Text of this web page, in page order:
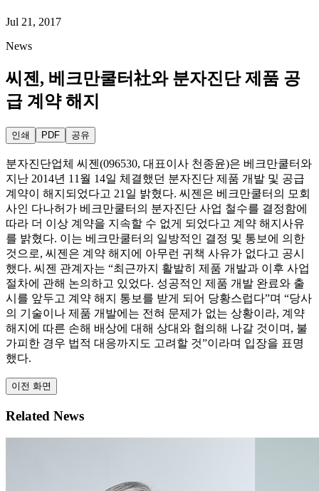
Jul 21, 2017
News
씨젠, 베크만쿨터社와 분자진단 제품 공
급 계약 해지
인쇄 PDF 공유
분자진단업체 씨젠(096530, 대표이사 천종윤)은 베크만쿨터와
지난 2014년 11월 14일 체결했던 분자진단 제품 개발 및 공급
계약이 해지되었다고 21일 밝혔다. 씨젠은 베크만쿨터의 모회
사인 다나허가 베크만쿨터의 분자진단 사업 철수를 결정함에
따라 더 이상 계약을 지속할 수 없게 되었다고 계약 해지사유
를 밝혔다. 이는 베크만쿨터의 일방적인 결정 및 통보에 의한
것으로, 씨젠은 계약 해지에 아무런 귀책 사유가 없다고 공시
했다. 씨젠 관계자는 “최근까지 활발히 제품 개발과 이후 사업
절차에 관해 논의하고 있었다. 성공적인 제품 개발 완료와 출
시를 앞두고 계약 해지 통보를 받게 되어 당황스럽다”며 “당사
의 기술이나 제품 개발에는 전혀 문제가 없는 상황이라, 계약
해지에 따른 손해 배상에 대해 상대와 협의해 나갈 것이며, 불
가피한 경우 법적 대응까지도 고려할 것”이라며 입장을 표명
했다.
이전 화면
Related News